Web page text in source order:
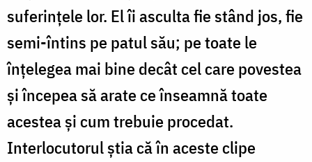
suferințele lor. El îi asculta fie stând jos, fie
semi-întins pe patul său; pe toate le
înțelegea mai bine decât cel care povestea
și începea să arate ce înseamnă toate
acestea și cum trebuie procedat.
Interlocutorul știa că în aceste clipe